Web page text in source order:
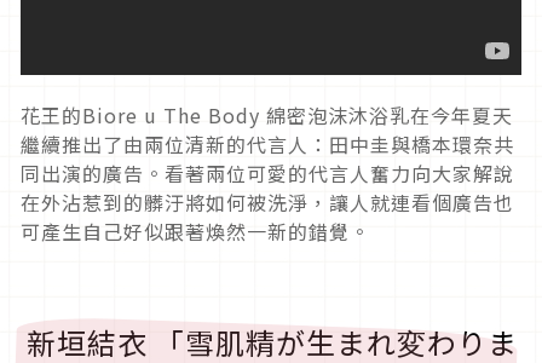
花王的Biore u The Body 綿密泡沫沐浴乳在今年夏天
繼續推出了由兩位清新的代言人：田中圭與橋本環奈共
同出演的廣告。看著兩位可愛的代言人奮力向大家解說
在外沾惹到的髒汙將如何被洗淨，讓人就連看個廣告也
可產生自己好似跟著煥然一新的錯覺。
新垣結衣 「雪肌精が生まれ変わりま